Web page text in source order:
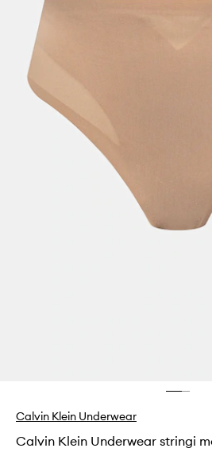
Calvin Klein Underwear
Calvin Klein Underwear stringi